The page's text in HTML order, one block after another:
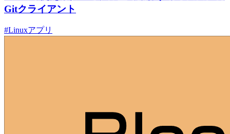
Gitクライアント
#Linuxアプリ